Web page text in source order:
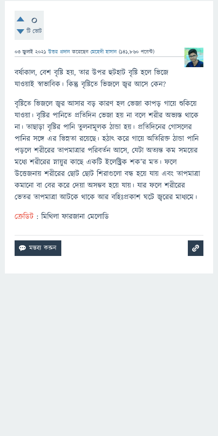
0
টি ভোট
03 জুলাই 2021 উত্তর প্রদান করেছেন মেহেদী হাসান (141,860 পয়েন্ট)
বর্ষাকাল, বেশ বৃষ্টি হয়, তার উপর হুটহাট বৃষ্টি হলে ভিজে
যাওয়াই স্বাভাবিক। কিন্তু বৃষ্টিতে ভিজলে জ্বর আসে কেন?
বৃষ্টিতে ভিজলে জ্বর আসার বড় কারণ হল ভেজা কাপড় গায়ে শুকিয়ে
যাওয়া। বৃষ্টির পানিতে প্রতিদিন ভেজা হয় না বলে শরীর অভ্যস্ত থাকে
না। তাছাড়া বৃষ্টির পানি তুলনামূলক ঠান্ডা হয়। প্রতিদিনের গোসলের
পানির সঙ্গে এর ভিন্নতা রয়েছে। হঠাৎ করে গায়ে অতিরিক্ত ঠান্ডা পানি
পড়লে শরীরের তাপমাত্রার পরিবর্তন আসে, যেটা অত্যন্ত কম সময়ের
মধ্যে শরীরের স্নায়ুর কাছে একটি ইলেক্ট্রিক শক’র মত। ফলে
উত্তেজনায় শরীরের ছোট ছোট শিরাগুলো বন্ধ হয়ে যায় এবং তাপমাত্রা
কমানো বা বের করে দেয়া অসম্ভব হয়ে যায়। যার ফলে শরীরের
ভেতর তাপমাত্রা আটকে থাকে আর বহিঃপ্রকাশ ঘটে জ্বরের মাধ্যমে।
ক্রেডিট : মিথিলা ফারজানা মেলোডি